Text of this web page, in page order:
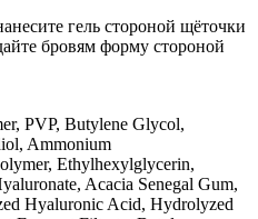
гель стороной щёточки
бровям форму стороной
PVP, Butylene Glycol,
Ammonium
Ethylhexylglycerin,
Acacia Senegal Gum,
Hyaluronic Acid, Hydrolyzed